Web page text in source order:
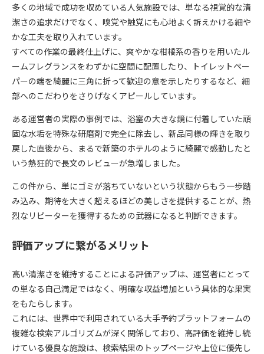
多くの地域で成功を収めている人気施設では、単なる視覚的な清
潔さの追求だけでなく、嗅覚や触覚にも心地よく訴えかける細や
かな工夫を取り入れています。
すべての作業の最終仕上げに、爽やかな柑橘系の香りを用いたル
ームフレグランスをわずかに空間に配置したり、トイレットペー
パーの端を綺麗に三角に折って歓迎の意を示したりするなど、細
部へのこだわりをさりげなくアピールしています。
ある運営者の実際の事例では、浴室の大きな鏡に付着していた頑
固な水垢を特殊な研磨剤で完全に除去し、新品同様の輝きを取り
戻した直後から、まるで新築のホテルのように綺麗で感動したと
いう熱狂的で長文のレビューが急増しました。
この件から、単にゴミが落ちていないという状態からもう一歩踏
み込み、期待を大きく超えるほどの美しさを提供することが、熱
烈なリピーターを獲得するための武器になると判断できます。
評価アップに繋がるメリット
高い清潔さを維持することによる評価アップは、運営者にとって
の単なる自己満足ではなく、明確な収益増加という具体的な果実
をもたらします。
これには、世界中で利用されている大手予約プラットフォームの
複雑な検索アルゴリズムが深く関係しており、高評価を維持し続
けている優良な施設は、検索結果のトップページや上位に優先し